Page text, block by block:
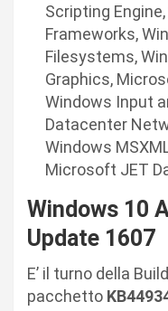
Scripting
Frameworks,
Filesystems,
Graphics,
Windows Input
Datacenter
Windows
Microsoft JET
Windows 10
Update 1607
E’ il turno della
pacchetto